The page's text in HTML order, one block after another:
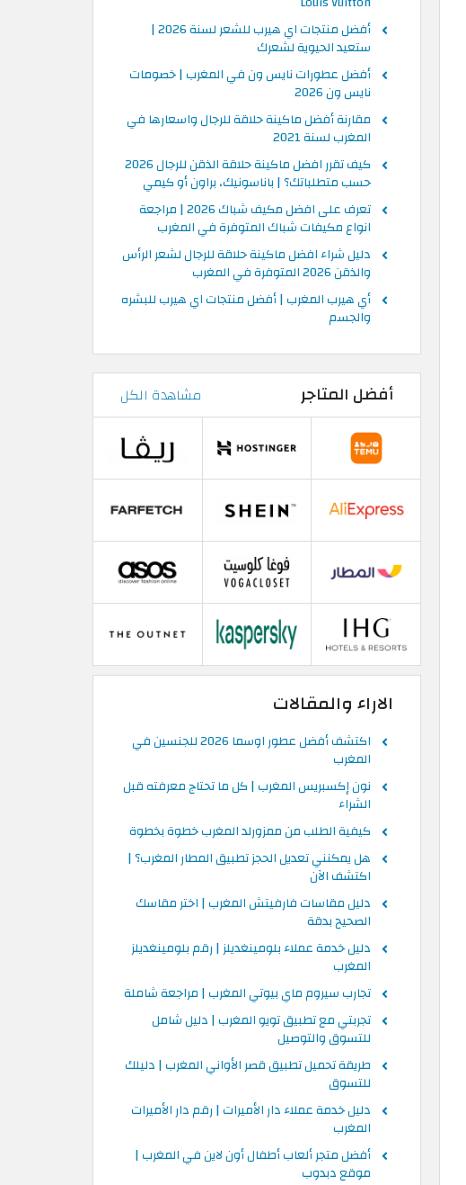
أفضل منتجات اي هيرب للشعر لسنة 2026 |
ستعيد الحيوية لشعرك
أفضل عطورات نايس ون في المغرب | خصومات
نايس ون 2026
مقارنة أفضل ماكينة حلاقة للرجال واسعارها في
المغرب لسنة 2021
كيف تقرر افضل ماكينة حلاقة الذقن للرجال 2026
حسب متطلباتك؟ | باناسونيك، براون أو كيمي
تعرف على افضل مكيف شباك 2026 | مراجعة
انواع مكيفات شباك المتوفرة في المغرب
دليل شراء افضل ماكينة حلاقة للرجال لشعر الرأس
والذقن 2026 المتوفرة في المغرب
أي هيرب المغرب | أفضل منتجات اي هيرب للبشره
والجسم
أفضل المتاجر مشاهدة الكل
الاراء والمقالات
اكتشف أفضل عطور اوسما 2026 للجنسين في
المغرب
نون إكسبريس المغرب | كل ما تحتاج معرفته قبل
الشراء
كيفية الطلب من ممزورلد المغرب خطوة بخطوة
هل يمكنني تعديل الحجز تطبيق المطار المغرب؟ |
اكتشف الآن
دليل مقاسات فارفيتش المغرب | اختر مقاسك
الصحيح بدقة
دليل خدمة عملاء بلومينغديلز | رقم بلومينغديلز
المغرب
تجارب سيروم ماي بيوتي المغرب | مراجعة شاملة
تجربتي مع تطبيق تويو المغرب | دليل شامل
للتسوق والتوصيل
طريقة تحميل تطبيق قصر الأواني المغرب | دليلك
للتسوق
دليل خدمة عملاء دار الأميرات | رقم دار الأميرات
المغرب
أفضل متجر ألعاب أطفال أون لاين في المغرب |
موقع دبدوب